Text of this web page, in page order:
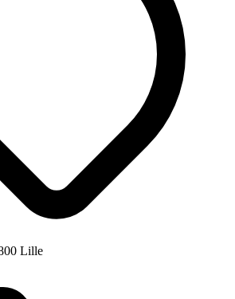
Lille